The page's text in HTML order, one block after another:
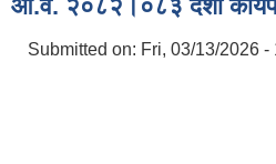
आ.व. २०८२।०८३ दशौ
Submitted on: Fri, 03/13/2026 -